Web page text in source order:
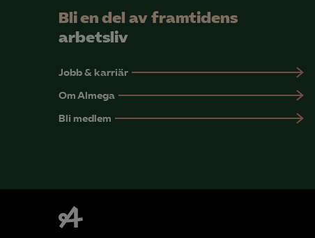
Bli en del av framtidens
arbetsliv
Jobb & karriär
Om Almega
Bli medlem